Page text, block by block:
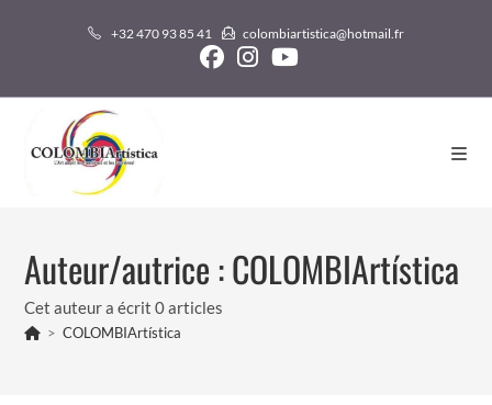
+32 470 93 85 41 colombiartistica@hotmail.fr
Auteur/autrice :COLOMBIArtística
Cet auteur a écrit 0 articles
> COLOMBIArtística